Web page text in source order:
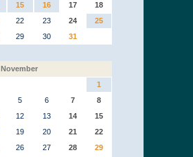
15 16 17
18
22 23 24
25
29 30 31
November
1
5 6 7
8
12 13 14
15
19 20 21
22
26 27 28
29